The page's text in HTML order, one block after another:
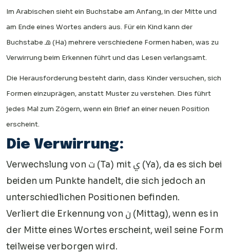
Im Arabischen sieht ein Buchstabe am Anfang, in der Mitte und
am Ende eines Wortes anders aus. Für ein Kind kann der
Buchstabe هـ (Ha) mehrere verschiedene Formen haben, was zu
Verwirrung beim Erkennen führt und das Lesen verlangsamt.
Die Herausforderung besteht darin, dass Kinder versuchen, sich
Formen einzuprägen, anstatt Muster zu verstehen. Dies führt
jedes Mal zum Zögern, wenn ein Brief an einer neuen Position
erscheint.
Die Verwirrung:
Verwechslung von ت (Ta) mit ي (Ya), da es sich bei
beiden um Punkte handelt, die sich jedoch an
unterschiedlichen Positionen befinden.
Verliert die Erkennung von ن (Mittag), wenn es in
der Mitte eines Wortes erscheint, weil seine Form
teilweise verborgen wird.